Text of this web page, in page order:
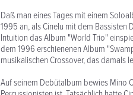
Daß man eines Tages mit einem
1995 an, als Cinelu mit dem Bassisten
Intuition das Album "World Trio"
dem 1996 erschienenen Album
musikalischen Crossover, das damals
Auf seinem Debütalbum bewies Mino